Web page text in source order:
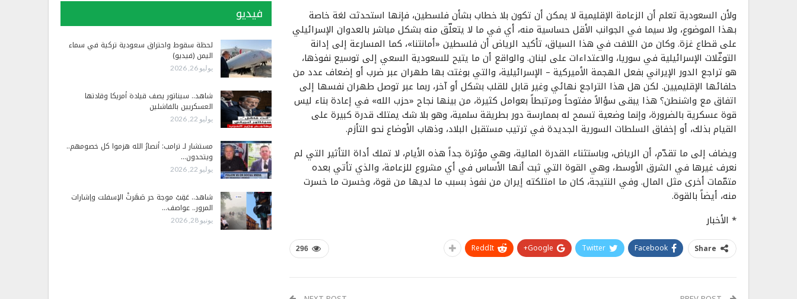
ولأن السعودية تعلم أن الزعامة الإقليمية لا يمكن أن تكون بلا خطاب بشأن فلسطين، فإنها استحدثت لغة خاصة
بهذا الموضوع، ولا سيما في الجوانب الأقل حساسية منه، أي في ما لا يتعلّق منه بشكل مباشر بالعدوان الإسرائيلي
على قطاع غزة. وكان من اللافت في هذا السياق، تأكيد الرياض أن فلسطين «أمانتنا»، كما المسارعة إلى إدانة
التوغّلات الإسرائيلية في سوريا، والاعتداءات على لبنان. والواقع أن ما يتيح للسعودية السعي إلى توسيع نفوذها،
هو تراجع الدور الإيراني بفعل الهجمة الأميركية – الإسرائيلية، والتي بوغتت بها طهران عبر ضرب أو إضعاف عدد من
حلفائها الإقليميين. لكن هل هذا التراجع نهائي وغير قابل للقلب بشكل أو آخر، ربما عبر توصل طهران نفسها إلى
اتفاق مع واشنطن؟ هذا يبقى سؤالاً مفتوحاً ومرتبطاً بعوامل كثيرة، من بينها نجاح «حزب الله» في إعادة بناء ليس
قوة عسكرية بالضرورة، وإنما وضعية تسمح له بممارسة دور بطريقة سلمية، وهو بلا شك يمتلك قدرة كبيرة على
القيام بذلك، أو إخفاق السلطات السورية الجديدة في ترتيب مستقبل البلاد، وذهاب الأوضاع نحو التأزم.
ويضاف إلى ما تقدّم، أن الرياض، وباستثناء القدرة المالية، وهي مؤثرة جداً هذه الأيام، لا تملك أداة التأثير التي لم
نعرف غيرها في الشرق الأوسط، وهي القوة التي ثبت أنها الأساس في أي مشروع للزعامة، والذي تأتي بعده
متمّمات أخرى مثل المال. وفي النتيجة، كان ما امتلكته إيران من نفوذ بسبب ما لديها من قوة، وخسرت ما خسرت
منه، أيضاً بالقوة.
* الأخبار
296 Share
Facebook
Twitter
Google+
ReddIt
فيديو
لحظة سقوط واحتراق سعودية تركية في سماء
اليمن (فيديو)
يوليو 26, 2026
شاهد.. سيناتور يصف قيادة أمريكا وقادتها
العسكريين بالفاشلين
يوليو 22, 2026
مستشار لـ ترامب: أنصارُ الله هزموا كل خصومهم..
ويتحدون…
يوليو 22, 2026
شاهد.. عَقِبْ موجة حر صَهَرتْ الإسفلت وإشارات
المرور.. عواصف…
يونيو 28, 2026